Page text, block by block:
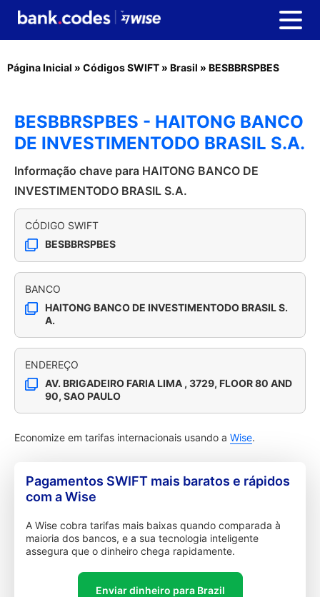
Página Inicial » Códigos SWIFT » Brasil » BESBBRSPBES
BESBBRSPBES - HAITONG BANCO
DE INVESTIMENTODO BRASIL S.A.
Informação chave para HAITONG BANCO DE
INVESTIMENTODO BRASIL S.A.
CÓDIGO SWIFT
BESBBRSPBES
BANCO
HAITONG BANCO DE INVESTIMENTODO BRASIL S.
A.
ENDEREÇO
AV. BRIGADEIRO FARIA LIMA , 3729, FLOOR 80 AND
90, SAO PAULO
Economize em tarifas internacionais usando a Wise.
Pagamentos SWIFT mais baratos e rápidos
com a Wise
A Wise cobra tarifas mais baixas quando comparada à
maioria dos bancos, e a sua tecnologia inteligente
assegura que o dinheiro chega rapidamente.
Enviar dinheiro para Brazil